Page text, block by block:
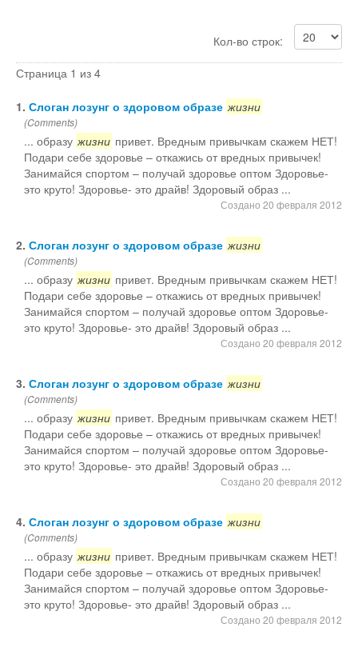
Акции
Мысли
Языки
Lietuviškai
English
Остальное
Кол-во строк:
Страница 1 из 4
1. Слоган лозунг о здоровом образе жизни
(Comments)
... образу жизни привет. Вредным привычкам скажем НЕТ!
Подари себе здоровье – откажись от вредных привычек!
Занимайся спортом – получай здоровье оптом Здоровье-
это круто! Здоровье- это драйв! Здоровый образ ...
Создано 20 февраля 2012
2. Слоган лозунг о здоровом образе жизни
(Comments)
... образу жизни привет. Вредным привычкам скажем НЕТ!
Подари себе здоровье – откажись от вредных привычек!
Занимайся спортом – получай здоровье оптом Здоровье-
это круто! Здоровье- это драйв! Здоровый образ ...
Создано 20 февраля 2012
3. Слоган лозунг о здоровом образе жизни
(Comments)
... образу жизни привет. Вредным привычкам скажем НЕТ!
Подари себе здоровье – откажись от вредных привычек!
Занимайся спортом – получай здоровье оптом Здоровье-
это круто! Здоровье- это драйв! Здоровый образ ...
Создано 20 февраля 2012
4. Слоган лозунг о здоровом образе жизни
(Comments)
... образу жизни привет. Вредным привычкам скажем НЕТ!
Подари себе здоровье – откажись от вредных привычек!
Занимайся спортом – получай здоровье оптом Здоровье-
это круто! Здоровье- это драйв! Здоровый образ ...
Создано 20 февраля 2012